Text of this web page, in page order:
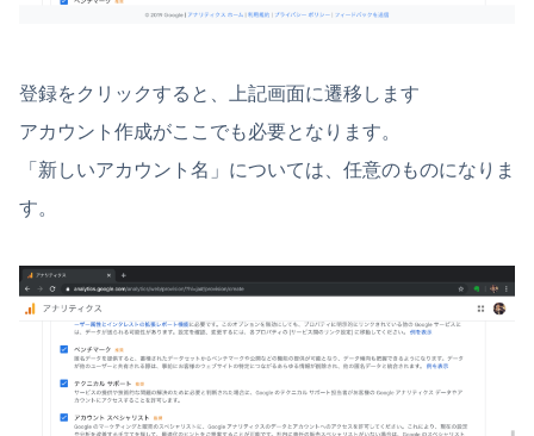
登録をクリックすると、上記画面に遷移します
アカウント作成がここでも必要となります。
「新しいアカウント名」については、任意のものになりま
す。